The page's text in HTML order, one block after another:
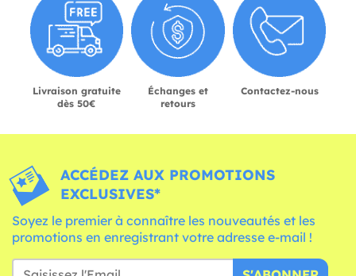
Livraison gratuite
dès 50€
Échanges et
retours
Contactez-nous
ACCÉDEZ AUX PROMOTIONS
EXCLUSIVES*
Soyez le premier à connaître les nouveautés et les
promotions en enregistrant votre adresse e-mail !